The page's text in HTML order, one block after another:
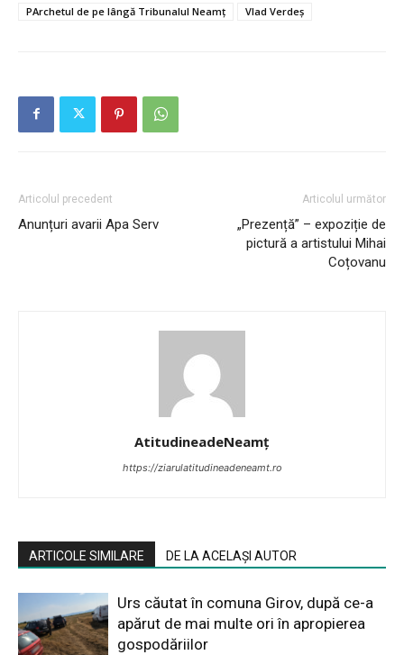
PArchetul de pe lângă Tribunalul Neamț
Vlad Verdeș
Articolul precedent
Anunțuri avarii Apa Serv
Articolul următor
„Prezență” – expoziție de
pictură a artistului Mihai
Coțovanu
AtitudineadeNeamț
https://ziarulatitudineadeneamt.ro
ARTICOLE SIMILARE DE LA ACELAȘI AUTOR
Urs căutat în comuna Girov, după ce-a
apărut de mai multe ori în apropierea
gospodăriilor